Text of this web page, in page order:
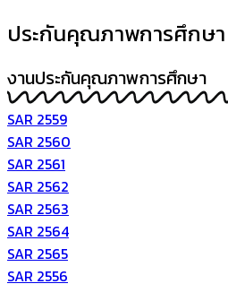
ประกันคุณภาพการศึกษา
งานประกันคุณภาพการศึกษา
SAR 2559
SAR 2560
SAR 2561
SAR 2562
SAR 2563
SAR 2564
SAR 2565
SAR 2556